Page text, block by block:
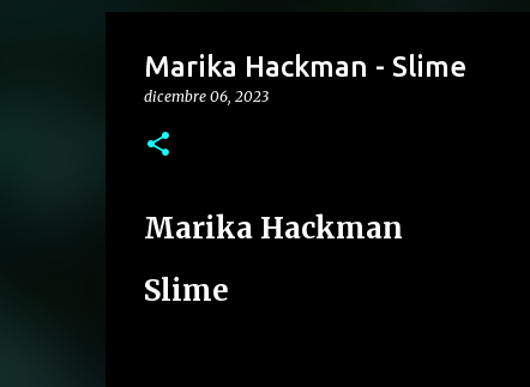
Marika Hackman - Slime
dicembre 06, 2023
Marika Hackman
Slime